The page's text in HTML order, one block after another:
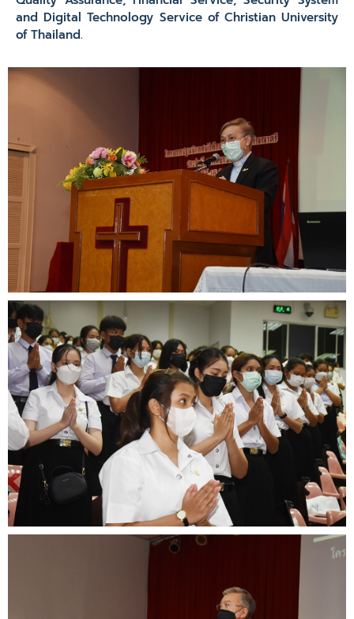
and Digital Technology Service of Christian University
of Thailand.